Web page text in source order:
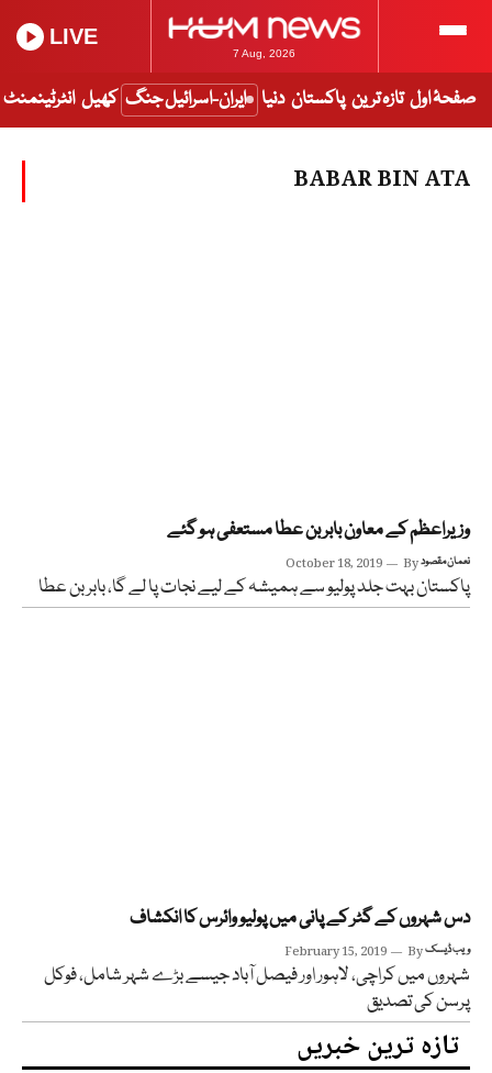
7 Aug, 2026
LIVE
صفحۂ اول تازہ ترین پاکستان دنیا ایران-اسرائیل جنگ کھیل انٹرٹینمنٹ
BABAR BIN ATA
وزیراعظم کے معاون بابربن عطا مستعفی ہو گئے
October 18, 2019 Byنعمان مقصود
پاکستان بہت جلد پولیو سے ہمیشہ کے لیے نجات پا لے گا، بابر بن عطا
دس شہروں کے گٹر کے پانی میں پولیو وائرس کا انکشاف
February 15, 2019 Byویب ڈیسک
شہروں میں کراچی، لاہور اور فیصل آباد جیسے بڑے شہر شامل، فوکل
پرسن کی تصدیق
تازہ ترین خبریں